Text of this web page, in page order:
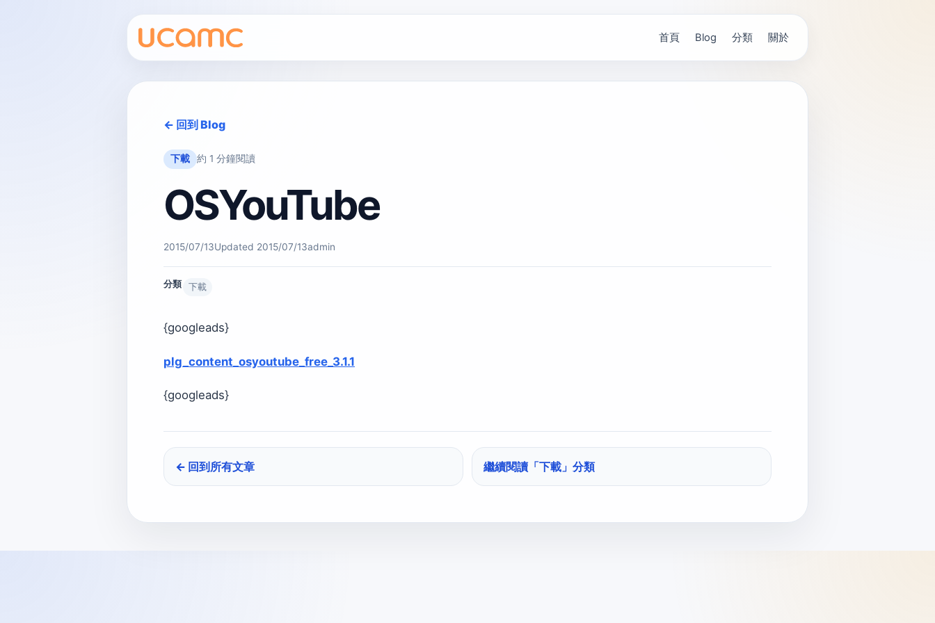
首頁 Blog 分類 關於
← 回到 Blog
下載 約 1 分鐘閱讀
OSYouTube
2015/07/13Updated 2015/07/13admin
分類 下載
{googleads}
plg_content_osyoutube_free_3.1.1
{googleads}
← 回到所有文章 繼續閱讀「下載 」分類